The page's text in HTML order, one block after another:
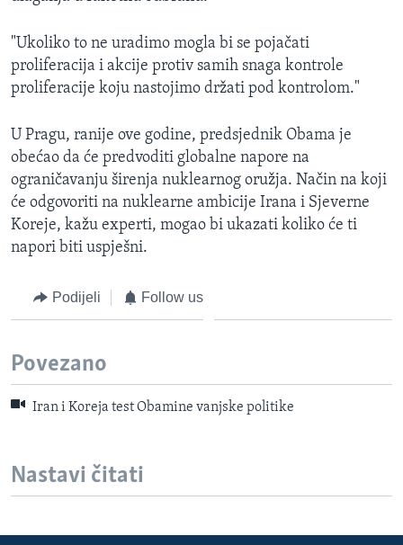
"Ukoliko to ne uradimo mogla bi se pojačati
proliferacija i akcije protiv samih snaga kontrole
proliferacije koju nastojimo držati pod kontrolom."
U Pragu, ranije ove godine, predsjednik Obama je
obećao da će predvoditi globalne napore na
ograničavanju širenja nuklearnog oružja. Način na koji
će odgovoriti na nuklearne ambicije Irana i Sjeverne
Koreje, kažu experti, mogao bi ukazati koliko će ti
napori biti uspješni.
Podijeli Follow us
Povezano
Iran i Koreja test Obamine vanjske politike
Nastavi čitati